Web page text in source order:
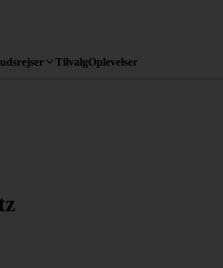
TilvalgOplevelser